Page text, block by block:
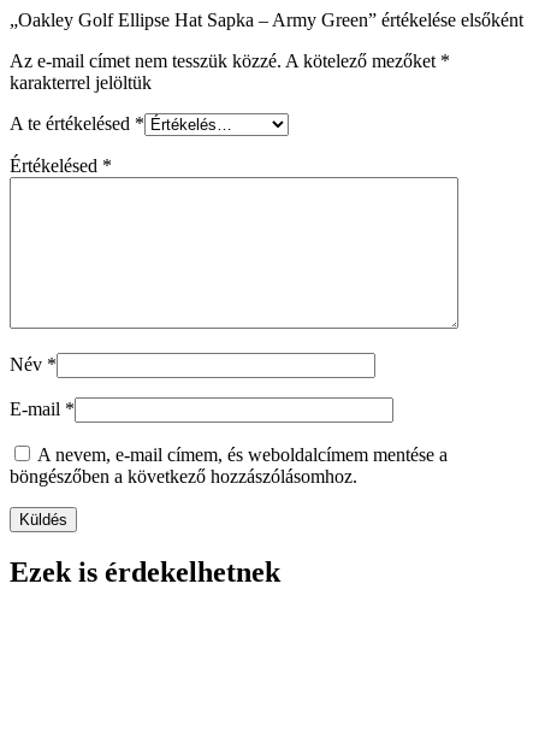
„Oakley Golf Ellipse Hat Sapka – Army Green” értékelése elsőként
Az e-mail címet nem tesszük közzé. A kötelező mezőket *
karakterrel jelöltük
A te értékelésed *
Értékelésed *
Név *
E-mail *
A nevem, e-mail címem, és weboldalcímem mentése a
böngészőben a következő hozzászólásomhoz.
Ezek is érdekelhetnek